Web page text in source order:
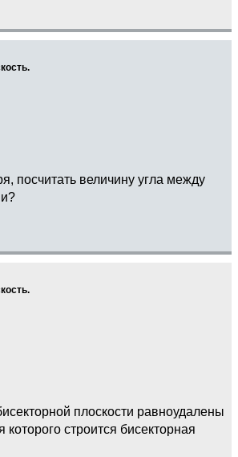
посчитать величину угла между
плоскости равноудалены
которого строится бисекторная